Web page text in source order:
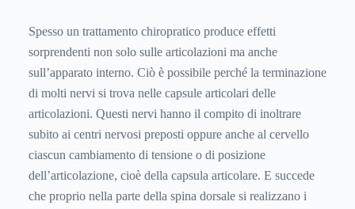
Spesso un trattamento chiropratico produce effetti
sorprendenti non solo sulle articolazioni ma anche
sull’apparato interno. Ciò è possibile perché la terminazione
di molti nervi si trova nelle capsule articolari delle
articolazioni. Questi nervi hanno il compito di inoltrare
subito ai centri nervosi preposti oppure anche al cervello
ciascun cambiamento di tensione o di posizione
dell’articolazione, cioè della capsula articolare. E succede
che proprio nella parte della spina dorsale si realizzano i